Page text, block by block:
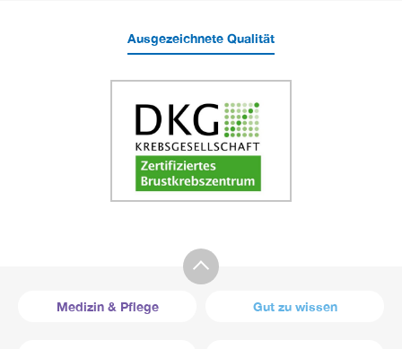
Ausgezeichnete Qualität
Medizin & Pflege Gut zu wissen